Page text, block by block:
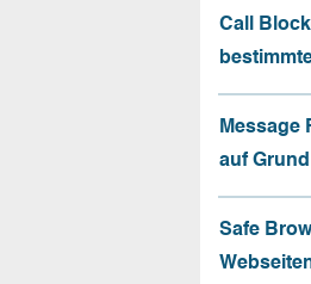
Call
Message
auf
Safe